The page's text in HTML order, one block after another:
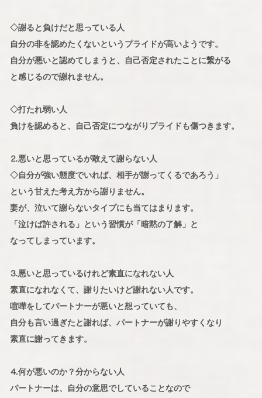
◇謝ると負けだと思っている人
自分の非を認めたくないというプライドが高いようです。
自分が悪いと認めてしまうと、自己否定されたことに繋がる
と感じるので謝れません。
◇打たれ弱い人
負けを認めると、自己否定につながりプライドも傷つきます。
⒉悪いと思っているが敢えて謝らない人
◇自分が強い態度でいれば、相手が謝ってくるであろう」
という甘えた考え方から謝りません。
妻が、泣いて謝らないタイプにも当てはまります。
「泣けば許される」という習慣が「暗黙の了解」と
なってしまっています。
⒊悪いと思っているけれど素直になれない人
素直になれなくて、謝りたいけど謝れない人です。
喧嘩をしてパートナーが悪いと想っていても、
自分も言い過ぎたと謝れば、パートナーが謝りやすくなり
素直に謝ってきます。
⒋何が悪いのか？分からない人
パートナーは、自分の意思でしていることなので